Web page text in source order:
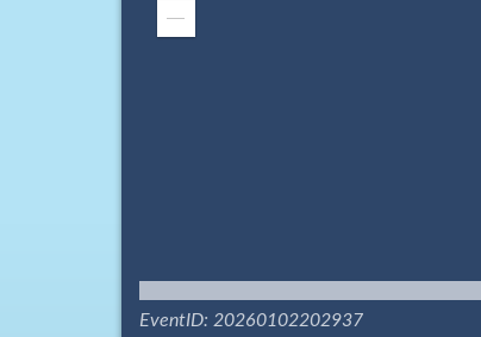
EventID: 20260102202937